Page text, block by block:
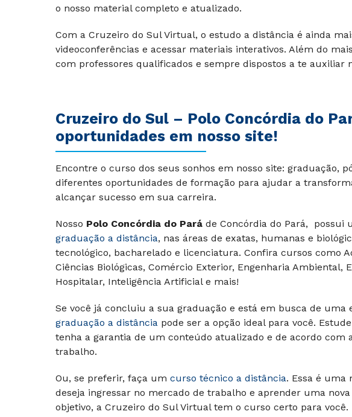
o nosso material completo e atualizado.
Com a Cruzeiro do Sul Virtual, o estudo a distância é ainda
videoconferências e acessar materiais interativos. Além do
com professores qualificados e sempre dispostos a te auxiliar
Cruzeiro do Sul – Polo Concórdia do
oportunidades em nosso site!
Encontre o curso dos seus sonhos em nosso site: graduação,
diferentes oportunidades de formação para ajudar a
alcançar sucesso em sua carreira.
Nosso Polo Concórdia do Pará de Concórdia do Pará, possui
graduação a distância, nas áreas de exatas, humanas e
tecnológico, bacharelado e licenciatura. Confira cursos como
Ciências Biológicas, Comércio Exterior, Engenharia Ambiental,
Hospitalar, Inteligência Artificial e mais!
Se você já concluiu a sua graduação e está em busca de uma
graduação a distância pode ser a opção ideal para você.
tenha a garantia de um conteúdo atualizado e de acordo com
trabalho.
Ou, se preferir, faça um curso técnico a distância. Essa é uma
deseja ingressar no mercado de trabalho e aprender uma
objetivo, a Cruzeiro do Sul Virtual tem o curso certo para você.